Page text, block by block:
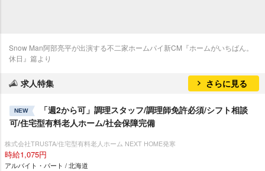
Snow Man阿部亮平が出演する不二家ホームパイ新CM『ホームがいちばん。
休日』篇より
求人特集 さらに見る
NEW
「週2から可」調理スタッフ/調理師免許必須/シフト相談
可/住宅型有料老人ホーム/社会保障完備
株式会社TRUSTA/住宅型有料老人ホーム NEXT HOME発寒
時給1,075円
アルバイト・パート / 北海道